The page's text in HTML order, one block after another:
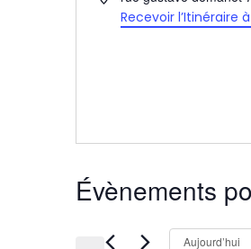
Recevoir l’Itinéraire
Évènements
Aujourd’hui